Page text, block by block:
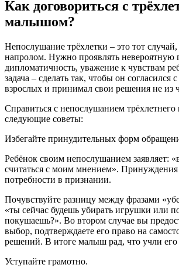
Как договориться с
малышом?
Непослушание трёхлетки – это тот случай,
напролом. Нужно проявлять невероятную
дипломатичность, уважение к чувствам
задача – сделать так, чтобы он согласился
взрослых и принимал свои решения не из
Справиться с непослушанием
следующие советы:
Избегайте принудительных форм
Ребёнок своим непослушанием заявляет:
считаться с моим мнением». Принуждения
потребности в признании.
Почувствуйте разницу между фразами
«ты сейчас будешь убирать игрушки или
покушаешь?». Во втором случае вы
выбор, подтверждаете его право на
решений. В итоге малыш рад, что учли
Уступайте грамотно.